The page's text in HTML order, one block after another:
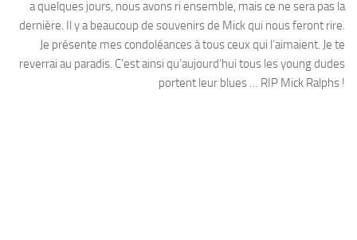
a quelques jours, nous avons ri ensemble, mais ce ne sera pas la
dernière. Il y a beaucoup de souvenirs de Mick qui nous feront rire.
Je présente mes condoléances à tous ceux qui l’aimaient. Je te
reverrai au paradis. C’est ainsi qu’aujourd’hui tous les young dudes
portent leur blues … RIP Mick Ralphs !